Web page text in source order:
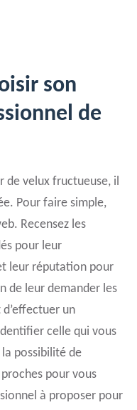
son
de
de velux fructueuse, il
Pour faire simple,
Recensez les
pour leur
leur réputation pour
de leur demander les
d’effectuer un
celle qui vous
possibilité de
pour vous
à proposer pour